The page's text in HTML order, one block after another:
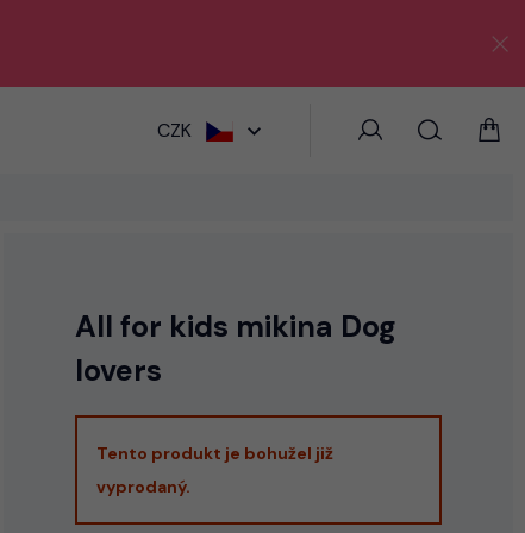
CZK
All for kids mikina Dog
lovers
Tento produkt je bohužel již
vyprodaný.